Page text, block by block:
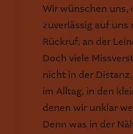
Wir wünschen uns,
zuverlässig auf uns
Rückruf, an der
Doch viele
nicht in der
im Alltag, in den
denen wir unklar
Denn was in der